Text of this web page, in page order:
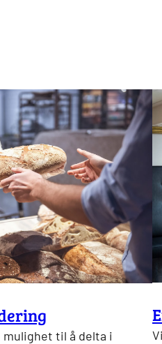
mulighet til å delta i